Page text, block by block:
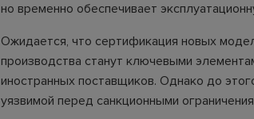
но временно обеспечивает
Ожидается, что сертификация новых
производства станут ключевыми
иностранных поставщиков. Однако до
уязвимой перед санкционными